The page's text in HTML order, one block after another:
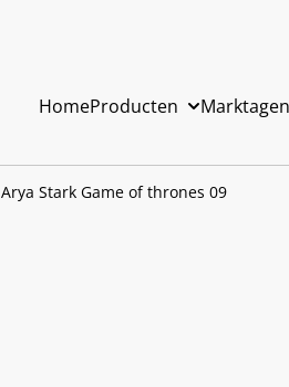
HomeProducten
Arya Stark Game of thrones 09